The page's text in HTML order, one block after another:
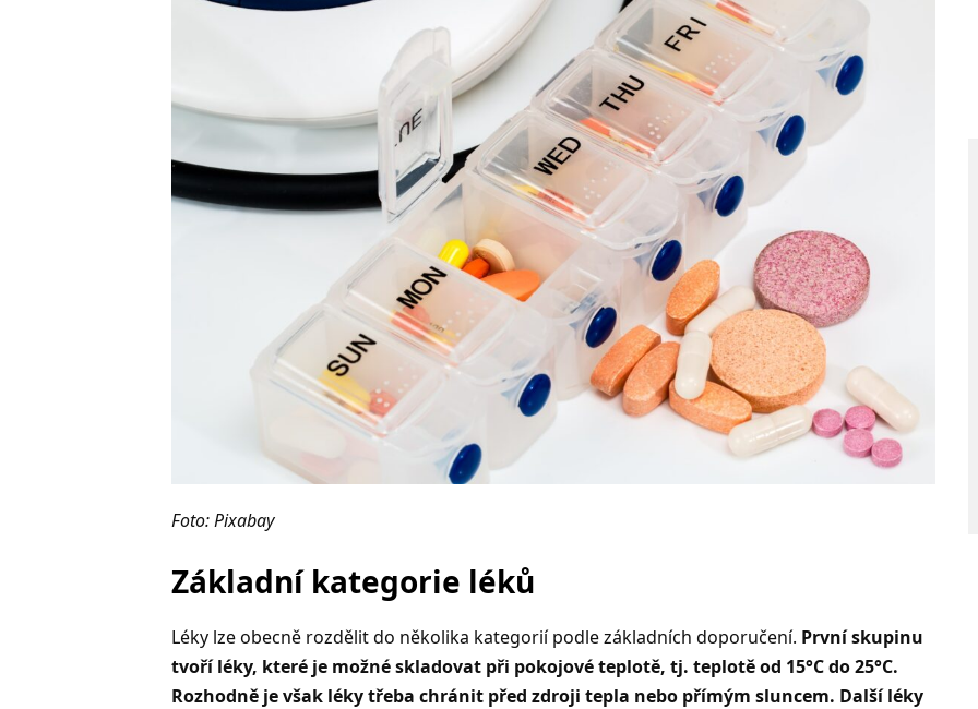
Foto: Pixabay
Základní kategorie léků
Léky lze obecně rozdělit do několika kategorií podle základních doporučení. První skupinu
tvoří léky, které je možné skladovat při pokojové teplotě, tj. teplotě od 15°C do 25°C.
Rozhodně je však léky třeba chránit před zdroji tepla nebo přímým sluncem. Další léky